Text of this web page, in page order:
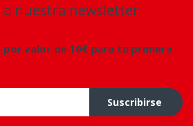
a nuestra newsletter
por valor de 10€ para tu primera
Suscribirse